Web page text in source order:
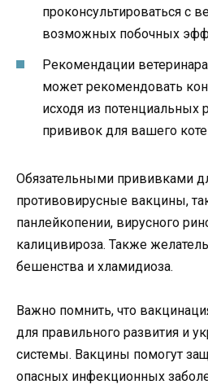
проконсультироваться с
возможных побочных
Рекомендации
может рекомендовать
исходя из
прививок для вашего
Обязательными прививками
противовирусные вакцины,
панлейкопении, вирусного
калицивироза. Также
бешенства и хламидиоза.
Важно помнить, что
для правильного развития и
системы. Вакцины помогут
опасных инфекционных